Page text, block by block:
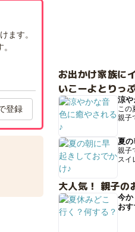
ます。
登録
お出かけ家族に
いこーよとりっ
涼
この
親子
夏
親子
スイ
大人気！ 親子の
今
お